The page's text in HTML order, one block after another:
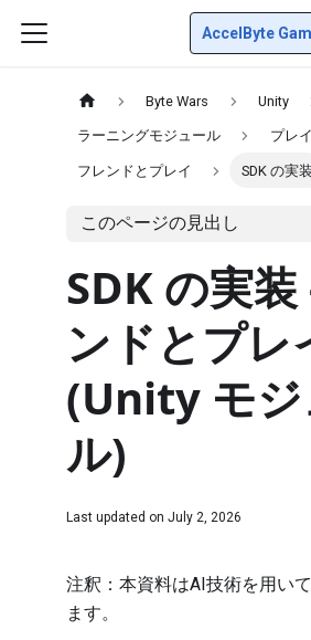
AccelByte
Byte Wars Unity
ラーニングモジュール プレイ
フレンドとプレイ SDK の実装
このページの見出し
SDK の実
ンドとプレ
(Unity モジ
ル)
Last updated on July 2, 2026
注釈：本資料はAI技術を用い
ます。